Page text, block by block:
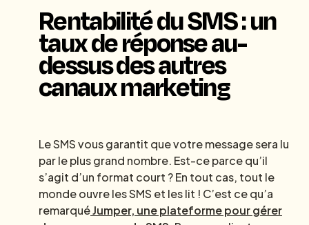
Rentabilité du SMS : un
taux de réponse au-
dessus des autres
canaux marketing
Le SMS vous garantit que votre message sera lu
par le plus grand nombre. Est-ce parce qu’il
s’agit d’un format court ? En tout cas, tout le
monde ouvre les SMS et les lit ! C’est ce qu’a
remarquéJumper, une plateforme pour gérer